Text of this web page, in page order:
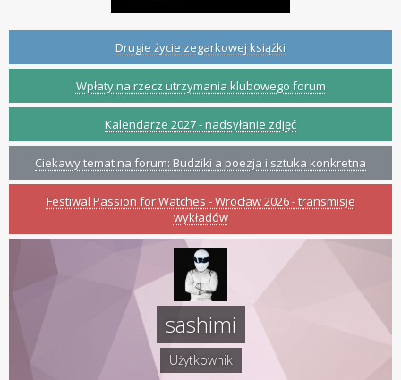
Drugie życie zegarkowej książki
Wpłaty na rzecz utrzymania klubowego forum
Kalendarze 2027 - nadsyłanie zdjęć
Ciekawy temat na forum: Budziki a poezja i sztuka konkretna
Festiwal Passion for Watches - Wrocław 2026 - transmisje
wykładów
sashimi
Użytkownik